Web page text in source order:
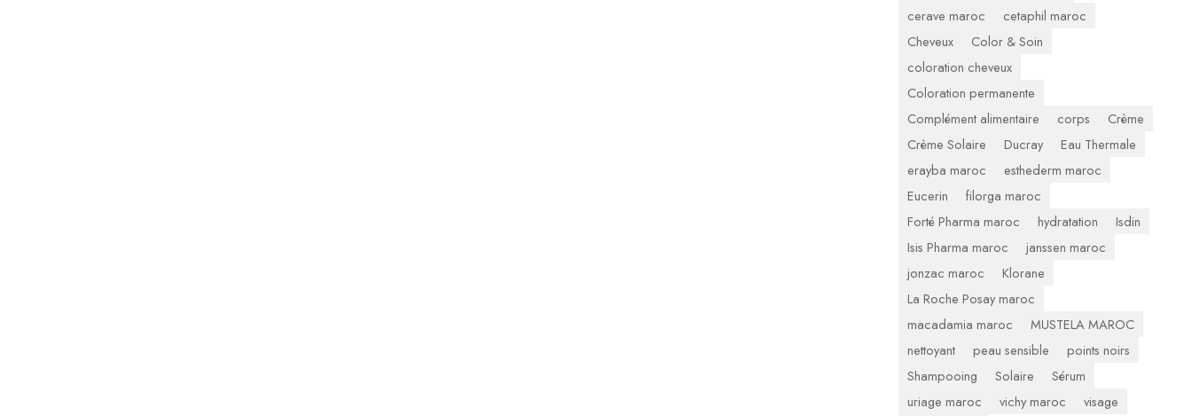
cerave maroc
cetaphil maroc
Cheveux
Color & Soin
coloration cheveux
Coloration permanente
Complément alimentaire
corps
Crème
Crème Solaire
Ducray
Eau Thermale
erayba maroc
esthederm maroc
Eucerin
filorga maroc
Forté Pharma maroc
hydratation
Isdin
Isis Pharma maroc
janssen maroc
jonzac maroc
Klorane
La Roche Posay maroc
macadamia maroc
MUSTELA MAROC
nettoyant
peau sensible
points noirs
Shampooing
Solaire
Sérum
uriage maroc
vichy maroc
visage